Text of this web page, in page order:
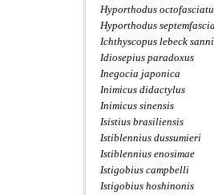
Hyporthodus
Hyporthodus
Ichthyscopus lebeck
Idiosepius paradoxus
Inegocia japonica
Inimicus didactylus
Inimicus sinensis
Isistius brasiliensis
Istiblennius dussumieri
Istiblennius enosimae
Istigobius campbelli
Istigobius hoshinonis